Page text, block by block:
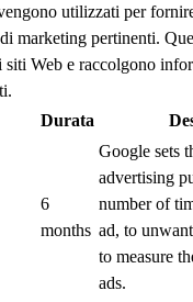
utilizzati per
marketing pertinenti.
siti Web e raccolgono
Durata
6
months
Google sets
advertising
number of
ad, to
to measure
ads.